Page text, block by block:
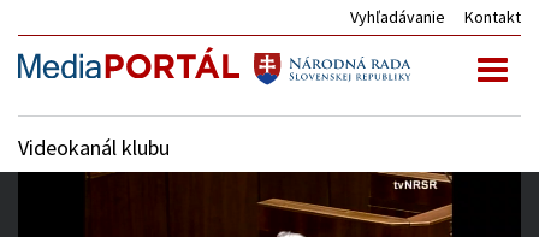
Vyhľadávanie Kontakt
Videokanál klubu